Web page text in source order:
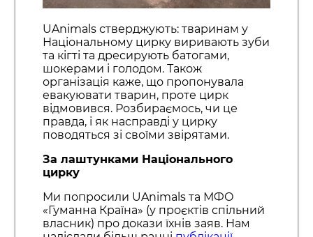
UAnimals стверджують: тваринам у
Національному цирку виривають зуби
та кігті та дресирують батогами,
шокерами і голодом. Також
організація каже, що пропонувала
евакуювати тварин, проте цирк
відмовився. Розбираємось, чи це
правда, і як насправді у цирку
поводяться зі своїми звірятами.
За лаштунками Національного
цирку
Ми попросили UAnimals та МФО
«Гуманна Країна» (у проєктів спільний
власник) про докази їхнів заяв. Нам